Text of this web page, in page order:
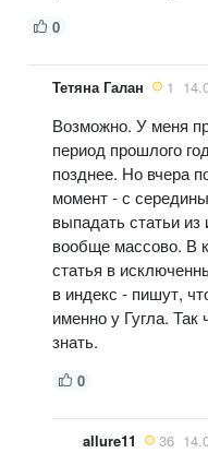
0
Тетяна Галан 1
Возможно. У меня
период прошлого
позднее. Но вчера
момент - с
выпадать статьи
вообще массово. В
статья в
в индекс - пишут,
именно у Гугла. Так
знать.
0
allure11 36